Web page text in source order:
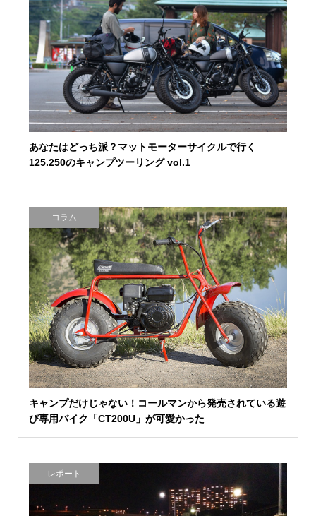
あなたはどっち派？マットモーターサイクルで行く
125.250のキャンプツーリング vol.1
コラム
キャンプだけじゃない！コールマンから発売されている遊
び専用バイク「CT200U」が可愛かった
レポート